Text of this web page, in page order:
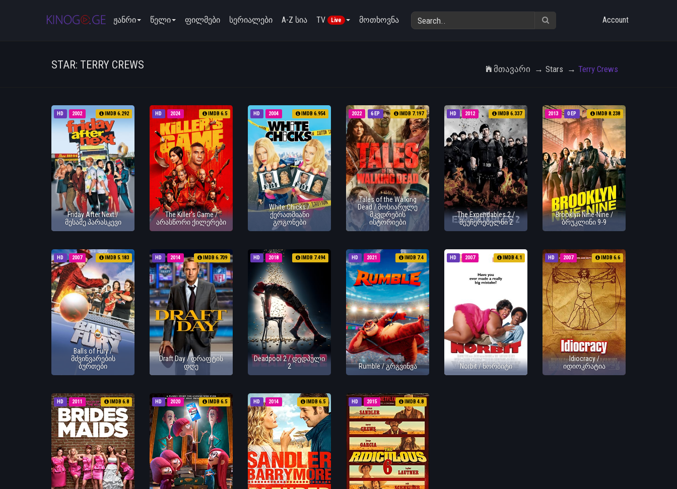
ჟანრი წელი ფილმები სერიალები A-Z სია TV Live მოთხოვნა Account
STAR: TERRY CREWS Მთავარი Stars Terry Crews
HD 2002 IMDB 6.292
Friday After Next /
მესამე პარასკევი
HD 2024 IMDB 6.5
The Killer's Game /
არასწორი ქილერები
HD 2004 IMDB 6.954
White Chicks /
ქერათმიანი
გოგონები
6 EP
2022 IMDB 7.197
Tales of the Walking
Dead / მოსიარულე
მკვდრების
ისტორიები
HD 2012 IMDB 6.337
The Expendables 2 /
შეუჩერებელნი 2
0 EP
2013 IMDB 8.238
Brooklyn Nine-Nine /
ბრუკლინი 9-9
HD 2007 IMDB 5.183
Balls of Fury /
მძვინვარების
ბურთები
HD 2014 IMDB 6.709
Draft Day / დრაფტის
დღე
HD 2018 IMDB 7.494
Deadpool 2 / დედპული
2
HD 2021 IMDB 7.4
Rumble / გრგვინვა
HD 2007 IMDB 4.1
Norbit / ნორბიტი
HD 2007 IMDB 6.6
Idiocracy /
იდიოკრატია
HD 2011 IMDB 6.8 HD 2020 IMDB 6.5 HD 2014 IMDB 6.5 HD 2015 IMDB 4.8